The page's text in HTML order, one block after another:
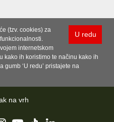
U redu
(tzv. cookies) za
internetskom
kako ih koristimo te načinu kako ih
‘U redu’ pristajete na
na vrh